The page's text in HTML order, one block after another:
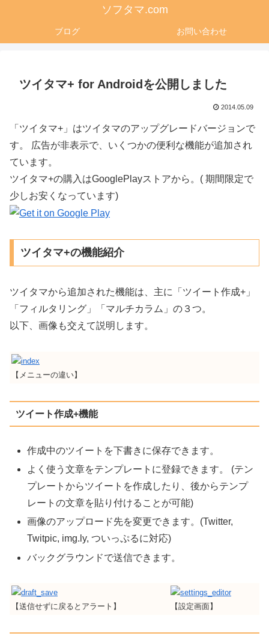
ソフタマ.com
ブログ お問い合わせ
ツイタマ+ for Androidを公開しました
2014.05.09
「ツイタマ+」はツイタマのアップグレードバージョンで
す。 広告が非表示で、いくつかの便利な機能が追加され
ています。
ツイタマ+の購入はGooglePlayストアから。( 期間限定で
少しお安くなっています)
ツイタマ+の機能紹介
ツイタマから追加された機能は、主に「ツイート作成+」
「フィルタリング」「マルチカラム」の３つ。
以下、画像も交えて説明します。
【メニューの違い】
ツイート作成+機能
作成中のツイートを下書きに保存できます。
よく使う文章をテンプレートに登録できます。 (テン
プレートからツイートを作成したり、後からテンプ
レートの文章を貼り付けることが可能)
画像のアップロード先を変更できます。(Twitter,
Twitpic, img.ly, ついっぷるに対応)
バックグラウンドで送信できます。
【送信せずに戻るとアラート】 【設定画面】